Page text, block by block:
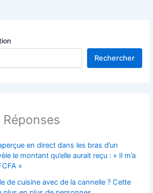
Rechercher
en direct dans les bras d’un
le montant qu’elle aurait reçu : « Il m’a
»
de cuisine avec de la cannelle ? Cette